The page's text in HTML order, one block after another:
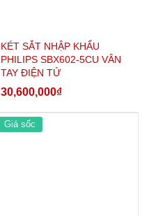
KÉT SẮT NHẬP KHẨU
PHILIPS SBX602-5CU VÂN
TAY ĐIỆN TỬ
30,600,000₫
Giá sốc